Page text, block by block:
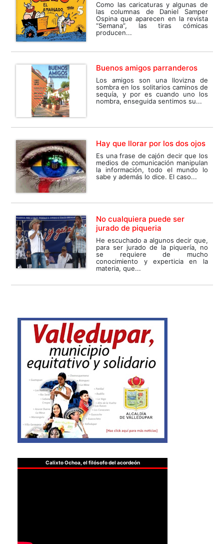
Como las caricaturas y algunas de
las columnas de Daniel Samper
Ospina que aparecen en la revista
“Semana”, las tiras cómicas
producen...
Buenos amigos parranderos
Los amigos son una llovizna de
sombra en los solitarios caminos de
sequía, y por es cuando uno los
nombra, enseguida sentimos su...
Hay que llorar por los dos ojos
Es una frase de cajón decir que los
medios de comunicación manipulan
la información, todo el mundo lo
sabe y además lo dice. El caso...
No cualquiera puede ser
jurado de piqueria
He escuchado a algunos decir que,
para ser jurado de la piquería, no
se requiere de mucho
conocimiento y experticia en la
materia, que...
Calixto Ochoa, el filósofo del acordeón